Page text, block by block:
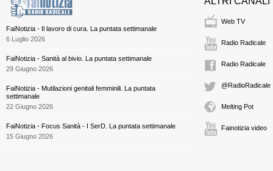
FaiNotizia - Il lavoro di cura. La puntata settimanale
6 Luglio 2026
FaiNotizia - Sanità al bivio. La puntata settimanale
29 Giugno 2026
FaiNotizia - Mutilazioni genitali femminili. La puntata
settimanale
22 Giugno 2026
FaiNotizia - Focus Sanità - I SerD. La puntata settimanale
15 Giugno 2026
Web TV
Radio Radicale
Radio Radicale
@RadioRadicale
Melting Pot
Fainotizia video